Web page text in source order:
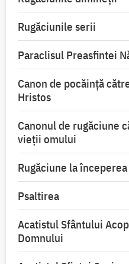
Rugăciunile serii
Paraclisul Preasfintei
Canon de pocăință
Hristos
Canonul de rugăciune
vieții omului
Rugăciune la
Psaltirea
Acatistul Sfântului
Domnului